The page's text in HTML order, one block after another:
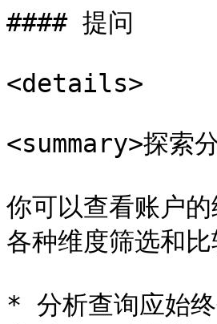
#### 提问
<details>
<summary>探索
你可以查看账户
各种维度筛选和比
* 分析查询应始